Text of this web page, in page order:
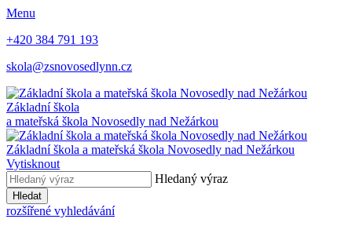
Menu
+420 384 791 193
skola@zsnovosedlynn.cz
Základní škola
a mateřská škola Novosedly nad Nežárkou
Základní škola a mateřská škola Novosedly nad Nežárkou
Vytisknout
Hledaný výraz
Hledat
rozšířené vyhledávání